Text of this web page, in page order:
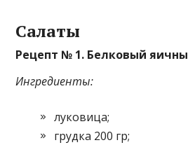
Салаты
Рецепт № 1. Белковый
Ингредиенты:
луковица;
грудка 200 гр;